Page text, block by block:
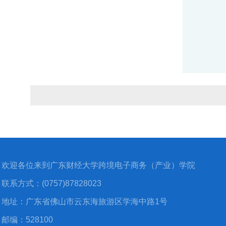
欢迎各位来到广东财经大学跨境电子商务（产业）学院
联系方式：(0757)87828023
地址：广东省佛山市云东海旅游区学海中路1号
邮编：528100